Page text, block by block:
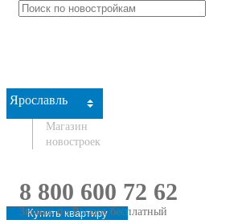
Ярославль
Магазин
новостроек
8 800 600 72 62
Звонок по России бесплатный
Купить квартиру